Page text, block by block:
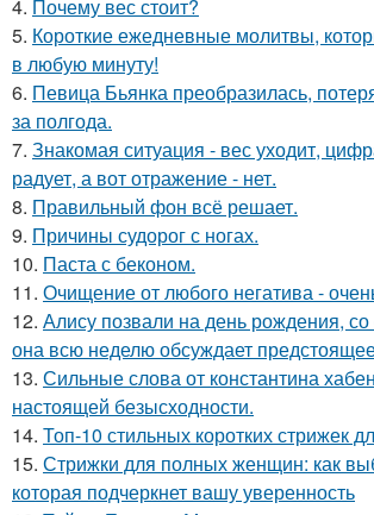
4. Почему вес стоит?
5. Короткие ежедневные молитвы,
в любую минуту!
6. Певица Бьянка преобразилась,
за полгода.
7. Знакомая ситуация - вес уходит,
радует, а вот отражение - нет.
8. Правильный фон всё решает.
9. Причины судорог с ногах.
10. Паста с беконом.
11. Очищение от любого негатива -
12. Алису позвали на день рождения, со
она всю неделю обсуждает
13. Сильные слова от константина
настоящей безысходности.
14. Топ-10 стильных коротких стрижек
15. Стрижки для полных женщин: как
которая подчеркнет вашу уверенность